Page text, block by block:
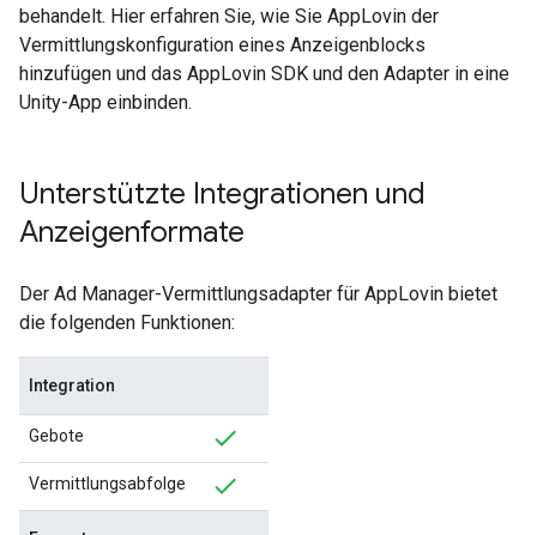
behandelt. Hier erfahren Sie, wie Sie AppLovin der
Vermittlungskonfiguration eines Anzeigenblocks
hinzufügen und das AppLovin SDK und den Adapter in eine
Unity-App einbinden.
Unterstützte Integrationen und
Anzeigenformate
Der Ad Manager-Vermittlungsadapter für AppLovin bietet
die folgenden Funktionen:
Integration
Gebote
Vermittlungsabfolge